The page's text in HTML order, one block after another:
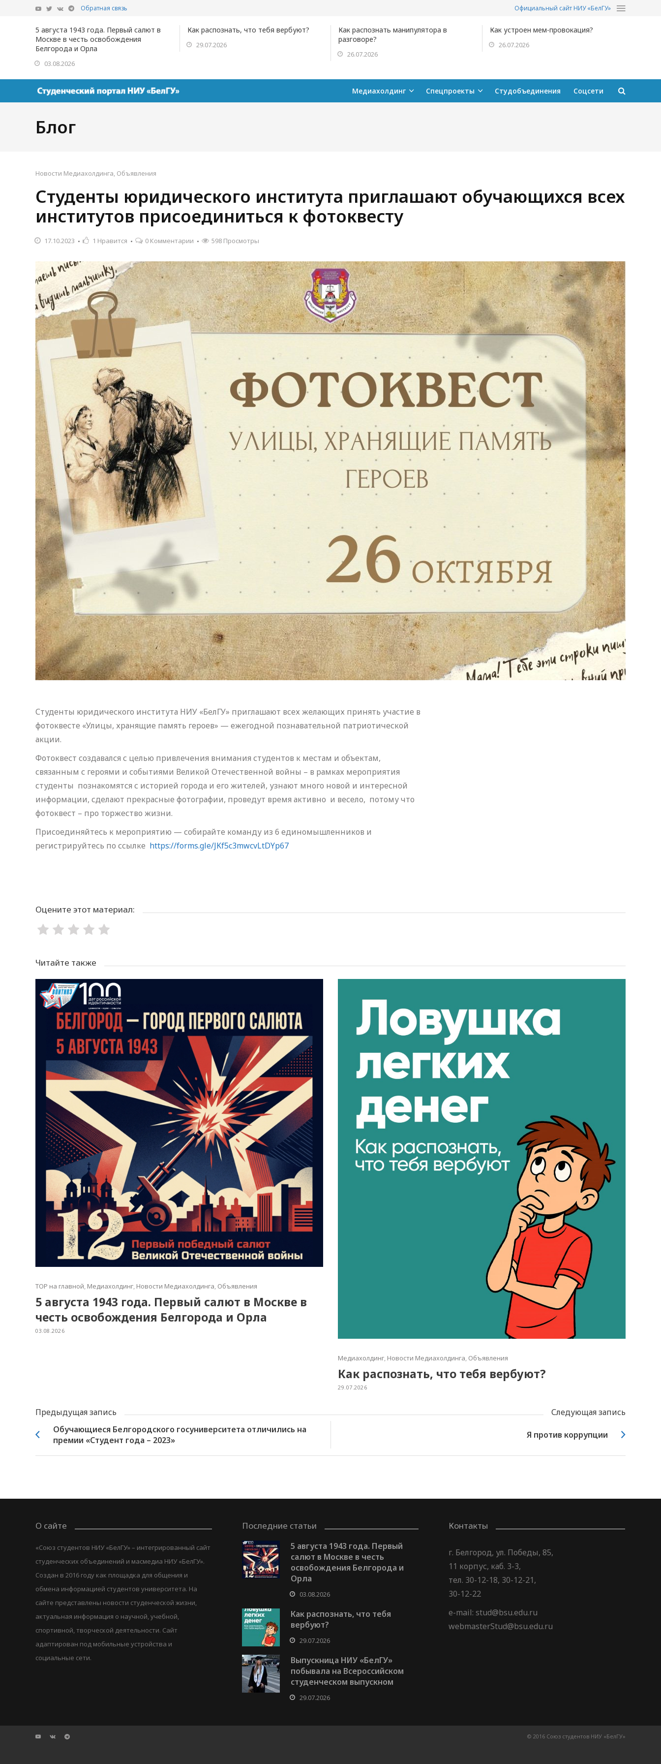
Обратная связь Официальный сайт НИУ «БелГУ»
5 августа 1943 года. Первый салют в
Москве в честь освобождения
Белгорода и Орла
03.08.2026
Как распознать, что тебя вербуют?
29.07.2026
Как распознать манипулятора в
разговоре?
26.07.2026
Как устроен мем-провокация?
26.07.2026
Медиахолдинг Спецпроекты Студобъединения Соцсети
Блог
Новости Медиахолдинга, Объявления
Студенты юридического института приглашают обучающихся всех
институтов присоединиться к фотоквесту
17.10.2023 1 Нравится 0 Комментарии 598 Просмотры
Студенты юридического института НИУ «БелГУ» приглашают всех желающих принять участие в
фотоквесте «Улицы, хранящие память героев» — ежегодной познавательной патриотической
акции.
Фотоквест создавался с целью привлечения внимания студентов к местам и объектам,
связанным с героями и событиями Великой Отечественной войны – в рамках мероприятия
студенты познакомятся с историей города и его жителей, узнают много новой и интересной
информации, сделают прекрасные фотографии, проведут время активно и весело, потому что
фотоквест – про торжество жизни.
Присоединяйтесь к мероприятию — собирайте команду из 6 единомышленников и
регистрируйтесь по ссылке https://forms.gle/JKf5c3mwcvLtDYp67
Оцените этот материал:
Читайте также
TOP на главной, Медиахолдинг, Новости Медиахолдинга, Объявления
5 августа 1943 года. Первый салют в Москве в
честь освобождения Белгорода и Орла
03.08.2026
Медиахолдинг, Новости Медиахолдинга, Объявления
Как распознать, что тебя вербуют?
29.07.2026
Предыдущая запись
Следующая запись
Обучающиеся Белгородского госуниверситета отличились на
премии «Студент года – 2023»
Я против коррупции
О сайте
«Союз студентов НИУ «БелГУ» – интегрированный сайт
студенческих объединений и масмедиа НИУ «БелГУ».
Создан в 2016 году как площадка для общения и
обмена информацией студентов университета. На
сайте представлены новости студенческой жизни,
актуальная информация о научной, учебной,
спортивной, творческой деятельности. Сайт
адаптирован под мобильные устройства и
социальные сети.
Последние статьи
5 августа 1943 года. Первый
салют в Москве в честь
освобождения Белгорода и
Орла
03.08.2026
Как распознать, что тебя
вербуют?
29.07.2026
Выпускница НИУ «БелГУ»
побывала на Всероссийском
студенческом выпускном
29.07.2026
Контакты
г. Белгород, ул. Победы, 85,
11 корпус, каб. 3-3,
тел. 30-12-18, 30-12-21,
30-12-22
e-mail: stud@bsu.edu.ru
webmasterStud@bsu.edu.ru
© 2016 Союз студентов НИУ «БелГУ»